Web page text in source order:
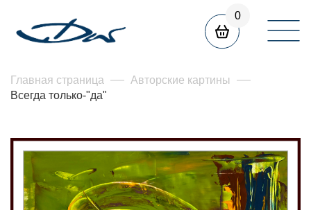
0
Главная страница
Авторские картины
Всегда только-"да"